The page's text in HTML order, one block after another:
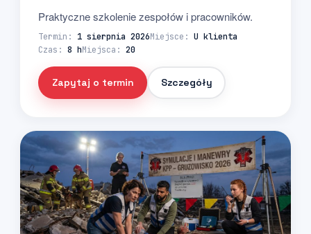
Praktyczne szkolenie zespołów i pracowników.
Termin: 1 sierpnia 2026Miejsce: U klienta
Czas: 8 hMiejsca: 20
Zapytaj o termin Szczegóły